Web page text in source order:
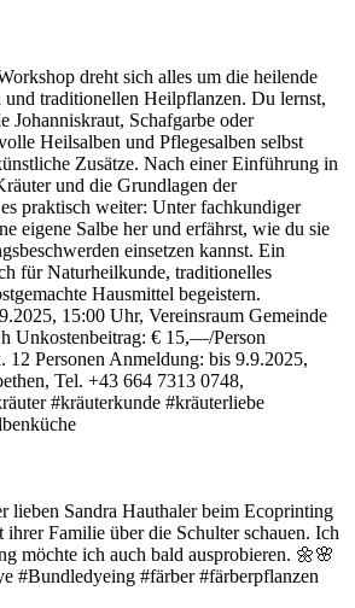
dreht sich alles um die heilende
traditionellen Heilpflanzen. Du lernst,
Johanniskraut, Schafgarbe oder
Heilsalben und Pflegesalben selbst
Zusätze. Nach einer Einführung in
und die Grundlagen der
praktisch weiter: Unter fachkundiger
eigene Salbe her und erfährst, wie du sie
einsetzen kannst. Ein
für Naturheilkunde, traditionelles
Hausmittel begeistern.
15:00 Uhr, Vereinsraum Gemeinde
Unkostenbeitrag: € 15,—/Person
12 Personen Anmeldung: bis 9.9.2025,
Tel. +43 664 7313 0748,
#kräuterkunde #kräuterliebe